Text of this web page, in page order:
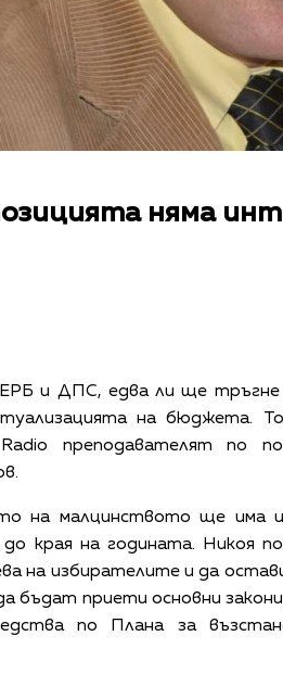
няма
и ДПС, едва ли ще тръгне
на бюджета.
преподавателят по
на малцинството ще има
края на годината. Никоя
на избирателите и да
бъдат приети основни
по Плана за